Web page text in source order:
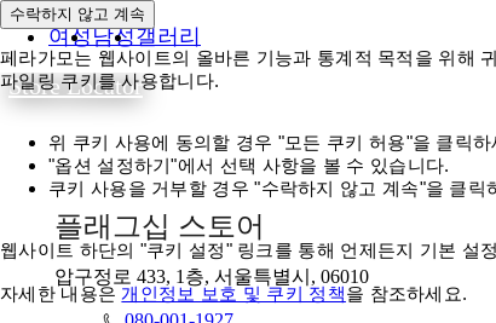
여성남성갤러리
Store Locator
플래그십 스토어
압구정로 433, 1층, 서울특별시, 06010
수락하지 않고 계속
페라가모는 웹사이트의 올바른 기능과 통계적 목적을 위해
파일링 쿠키를 사용합니다.
위 쿠키 사용에 동의할 경우 "모든 쿠키 허용"을 클릭하
"옵션 설정하기"에서 선택 사항을 볼 수 있습니다.
쿠키 사용을 거부할 경우 "수락하지 않고 계속"을 클릭
웹사이트 하단의 "쿠키 설정" 링크를 통해 언제든지 기본 설
자세한 내용은 개인정보 보호 및 쿠키 정책을 참조하세요.